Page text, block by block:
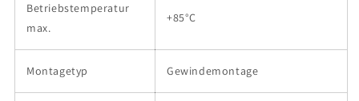
Betriebstemperatur
max.
+85°C
Montagetyp Gewindemontage